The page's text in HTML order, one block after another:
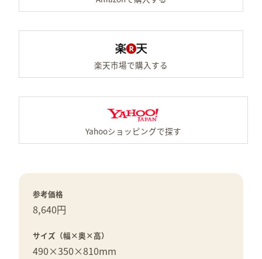
参考価格
8,640円
サイズ（幅×奥×高）
490×350×810mm